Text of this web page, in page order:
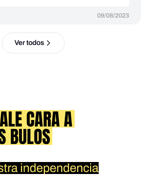
09/08/2023
Ver todos